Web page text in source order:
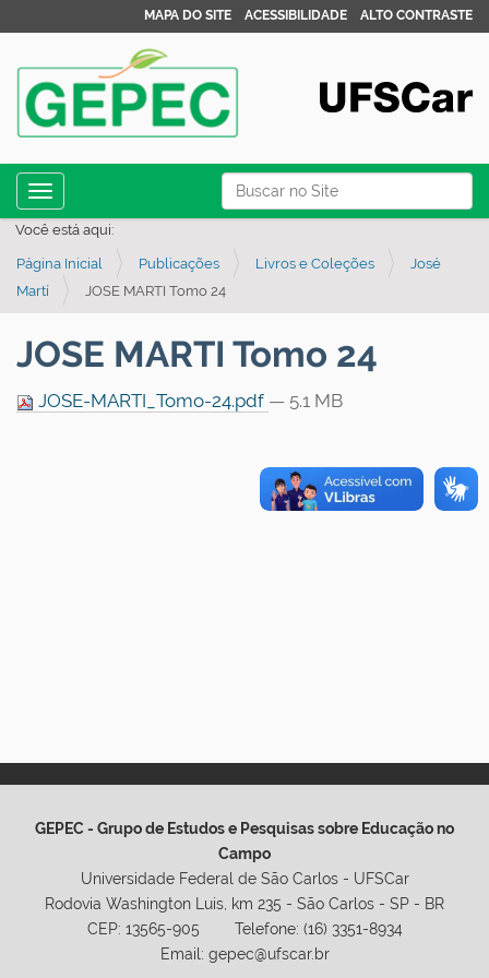
Busca
Busca Avançada…
MAPA DO SITE ACESSIBILIDADE ALTO CONTRASTE
Toggle navigation
Você está aqui:
Página Inicial Publicações Livros e Coleções
José
Martí
JOSE MARTI Tomo 24
JOSE MARTI Tomo 24
JOSE-MARTI_Tomo-24.pdf — 5.1 MB
GEPEC - Grupo de Estudos e Pesquisas sobre Educação no
Campo
Universidade Federal de São Carlos - UFSCar
Rodovia Washington Luis, km 235 - São Carlos - SP - BR
CEP: 13565-905 Telefone: (16) 3351-8934
Email: gepec@ufscar.br